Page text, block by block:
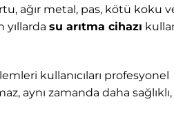
ağır metal, pas, kötü koku
su arıtma cihazı
kullanıcıları profesyonel
aynı zamanda daha sağlıklı,